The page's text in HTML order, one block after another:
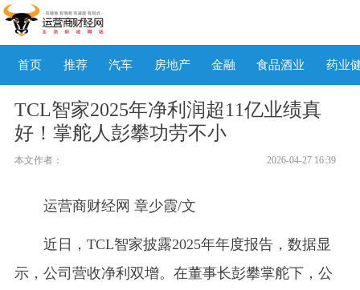
首页 推荐 汽车 房地产 金融 食品酒业 药业
TCL智家2025年净利润超11亿业绩真
好！掌舵人彭攀功劳不小
本文作者： 2026-04-27 16:39
运营商财经网 章少霞/文
近日，TCL智家披露2025年年度报告，数据显
示，公司营收净利双增。在董事长彭攀掌舵下，公